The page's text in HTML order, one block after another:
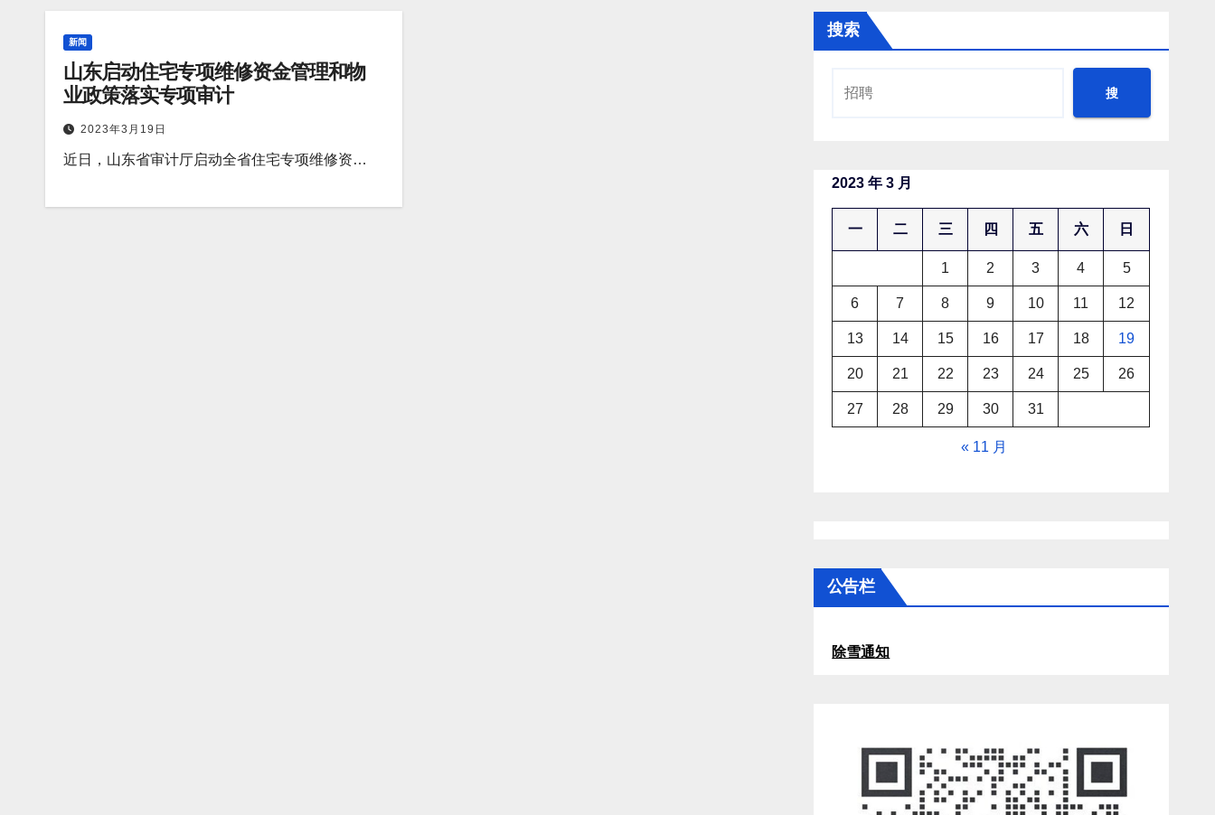
新闻
山东启动住宅专项维修资金管理和物
业政策落实专项审计
2023年3月19日
近日，山东省审计厅启动全省住宅专项维修资…
搜索
搜
2023 年 3 月
一 二 三 四 五 六 日
1 2 3 4 5
6 7 8 9 10 11 12
13 14 15 16 17 18 19
20 21 22 23 24 25 26
27 28 29 30 31
« 11 月
公告栏
除雪通知